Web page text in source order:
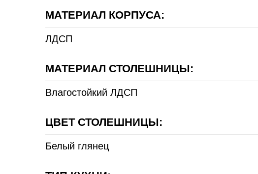
МАТЕРИАЛ КОРПУСА:
ЛДСП
МАТЕРИАЛ СТОЛЕШНИЦЫ:
Влагостойкий ЛДСП
ЦВЕТ СТОЛЕШНИЦЫ:
Белый глянец